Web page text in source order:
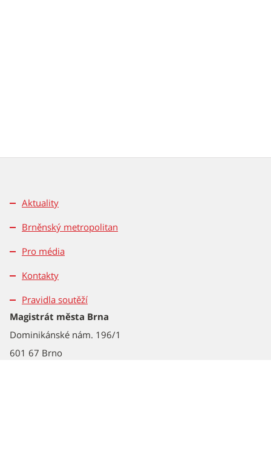
Aktuality
Brněnský metropolitan
Pro média
Kontakty
Pravidla soutěží
Magistrát města Brna
Dominikánské nám. 196/1
601 67 Brno